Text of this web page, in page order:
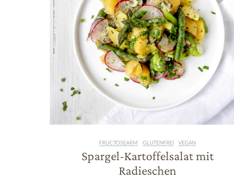
FRUCTOSEARM GLUTENFREI VEGAN
Spargel-Kartoffelsalat mit
Radieschen